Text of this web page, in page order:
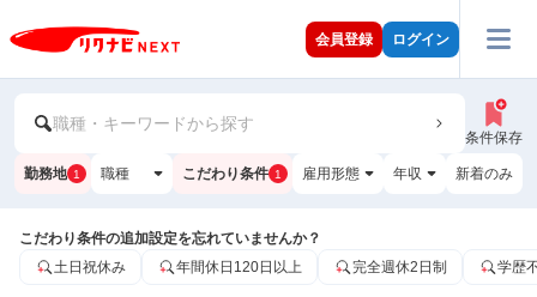
会員登録 ログイン
職種・キーワードから探す
条件保存
勤務地 1 職種 こだわり条件 1 雇用形態 年収 新着のみ
こだわり条件の追加設定を忘れていませんか？
土日祝休み
年間休日120日以上 完全週休2日制 学歴